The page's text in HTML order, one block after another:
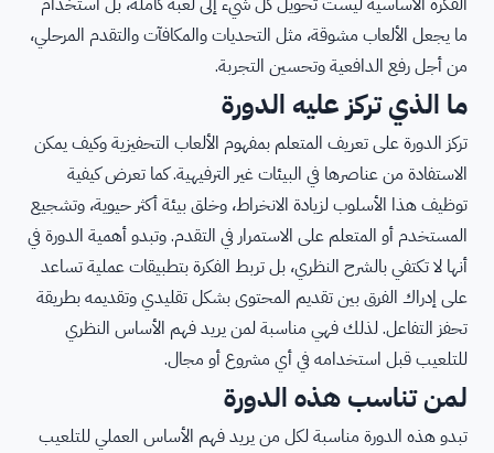
ما يجعل الألعاب مشوقة، مثل التحديات والمكافآت والتقدم المرحلي،
من أجل رفع الدافعية وتحسين التجربة.
ما الذي تركز عليه الدورة
تركز الدورة على تعريف المتعلم بمفهوم الألعاب التحفيزية وكيف يمكن
الاستفادة من عناصرها في البيئات غير الترفيهية. كما تعرض كيفية
توظيف هذا الأسلوب لزيادة الانخراط، وخلق بيئة أكثر حيوية، وتشجيع
المستخدم أو المتعلم على الاستمرار في التقدم. وتبدو أهمية الدورة في
أنها لا تكتفي بالشرح النظري، بل تربط الفكرة بتطبيقات عملية تساعد
على إدراك الفرق بين تقديم المحتوى بشكل تقليدي وتقديمه بطريقة
تحفز التفاعل. لذلك فهي مناسبة لمن يريد فهم الأساس النظري
للتلعيب قبل استخدامه في أي مشروع أو مجال.
لمن تناسب هذه الدورة
تبدو هذه الدورة مناسبة لكل من يريد فهم الأساس العملي للتلعيب